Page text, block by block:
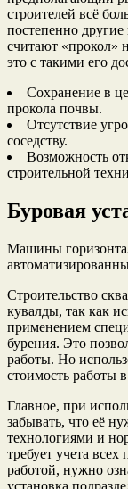
строителей всё
постепенно
считают «прокол»
это с такими его
Сохранение в
прокола почвы.
Отсутствие
соседству.
Возможность
строительной
Буровая
Машины
Строительство
кувалды, так как
применением
бурения. Это
работы. Но
стоимость работы в
Главное, при
забывать, что её
технологиями и
требует учета
работой, нужно
установка